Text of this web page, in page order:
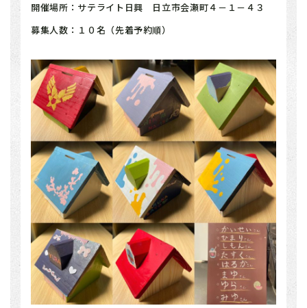
開催場所：サテライト日興 日立市会瀬町４－１－４３
募集人数：１０名（先着予約順）